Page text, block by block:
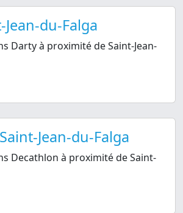
du-Falga
Darty à proximité de Saint-Jean-
Jean-du-Falga
Decathlon à proximité de Saint-